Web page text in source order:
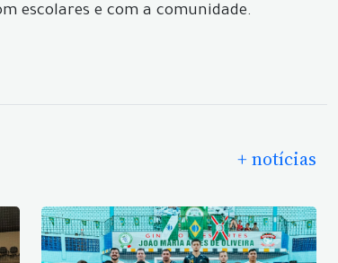
escolares e com a comunidade.
+ notícias